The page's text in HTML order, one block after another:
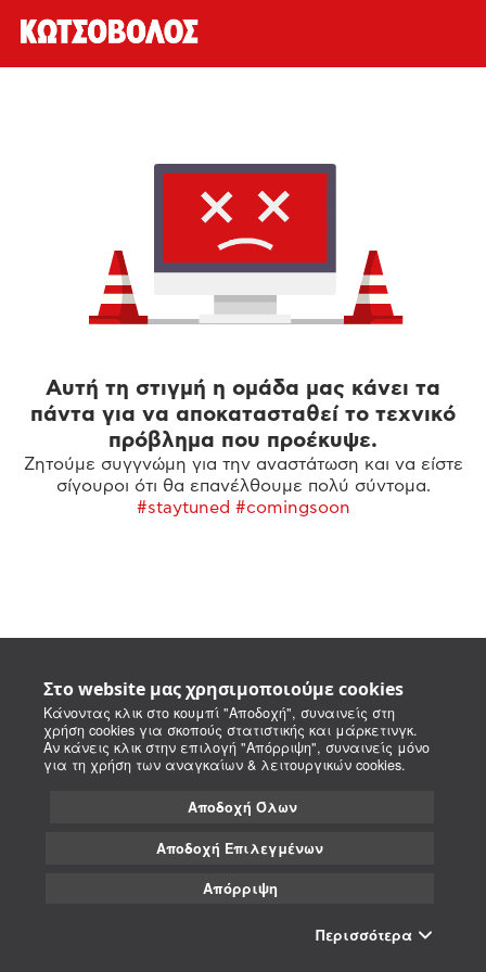
Στο website μας χρησιμοποιούμε cookies
Κάνοντας κλικ στο κουμπί "Αποδοχή", συναινείς στη
χρήση cookies για σκοπούς στατιστικής και μάρκετινγκ.
Αν κάνεις κλικ στην επιλογή "Απόρριψη", συναινείς μόνο
για τη χρήση των αναγκαίων & λειτουργικών cookies.
Αποδοχή Όλων
Αποδοχή Επιλεγμένων
Απόρριψη
Περισσότερα
Αυτή τη στιγμή η ομάδα μας κάνει τα
πάντα για να αποκατασταθεί το τεχνικό
πρόβλημα που προέκυψε.
Ζητούμε συγγνώμη για την αναστάτωση και να είστε
σίγουροι ότι θα επανέλθουμε πολύ σύντομα.
#staytuned #comingsoon